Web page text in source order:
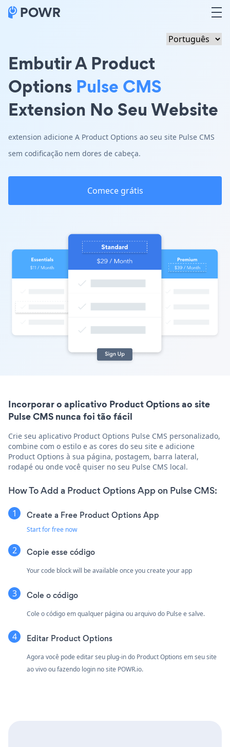
Embutir A Product
Options Pulse CMS
Extension No Seu Website
extension adicione A Product Options ao seu site Pulse CMS
sem codificação nem dores de cabeça.
Comece grátis
Incorporar o aplicativo Product Options ao site
Pulse CMS nunca foi tão fácil
Crie seu aplicativo Product Options Pulse CMS personalizado,
combine com o estilo e as cores do seu site e adicione
Product Options à sua página, postagem, barra lateral,
rodapé ou onde você quiser no seu Pulse CMS local.
How To Add a Product Options App on Pulse CMS:
Create a Free Product Options App
Start for free now
Copie esse código
Your code block will be available once you create your app
Cole o código
Cole o código em qualquer página ou arquivo do Pulse e salve.
Editar Product Options
Agora você pode editar seu plug-in do Product Options em seu site
ao vivo ou fazendo login no site POWR.io.